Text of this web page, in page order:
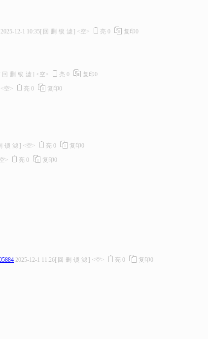
2025-12-1 10:35[ 回 删 锁 滤 ] <空> 亮 0 复印0
[ 回 删 锁 滤 ] <空> 亮 0 复印0
<空> 亮 0 复印0
锁 滤 ] <空> 亮 0 复印0
> 亮 0 复印0
2025-12-1 11:26[ 回 删 锁 滤 ] <空> 亮 0 复印0